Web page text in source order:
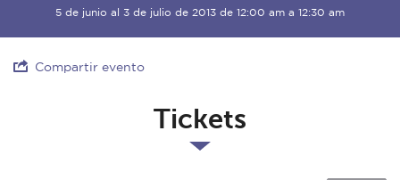
5 de junio al 3 de julio de 2013 de 12:00 am a 12:30 am
Compartir evento
Tickets